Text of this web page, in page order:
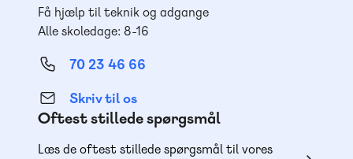
Få hjælp til teknik og adgange
Alle skoledage: 8-16
70 23 46 66
Skriv til os
Oftest stillede spørgsmål
Læs de oftest stillede spørgsmål til vores